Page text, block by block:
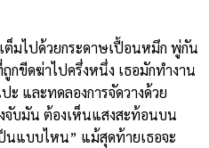
ต็มไปด้วยกระดาษเปื้อนหมึก พู่กัน
กขีดฆ่าไปครึ่งหนึ่ง เธอมักทำงาน
และทดลองการจัดวางด้วย
จับมัน ต้องเห็นแสงสะท้อนบน
นแบบไหน” แม้สุดท้ายเธอจะ